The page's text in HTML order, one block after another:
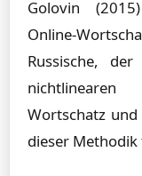
Golovin
Online-
Russische,
Wortschatz
dieser Methodik